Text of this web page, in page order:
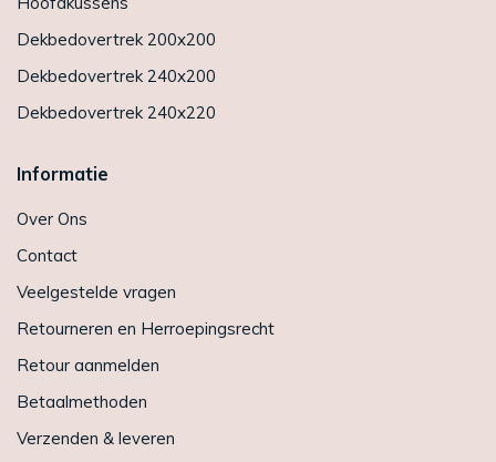
Dekbedovertrek 200x200
Dekbedovertrek 240x200
Dekbedovertrek 240x220
Informatie
Over Ons
Contact
Veelgestelde vragen
Retourneren en Herroepingsrecht
Retour aanmelden
Betaalmethoden
Verzenden & leveren